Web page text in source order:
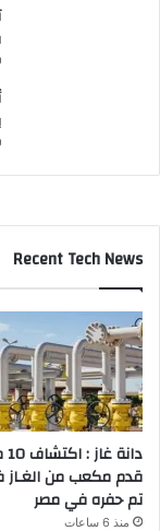
Recent Tech News
قدم مكعب من الغـاز
تم حفره في مصر
منذ 6 ساعات